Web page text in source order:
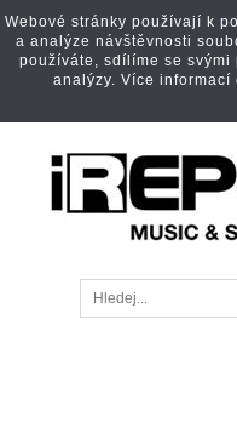
Webové stránky používají k
a analýze návštěvnosti
používáte, sdílíme se
analýzy. Více